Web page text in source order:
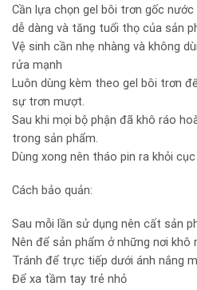
Cần lựa chọn gel bôi trơn gốc
dễ dàng và tăng tuổi thọ của sản
Vệ sinh cần nhẹ nhàng và không
rửa mạnh
Luôn dùng kèm theo gel bôi trơn
sự trơn mượt.
Sau khi mọi bộ phận đã khô ráo
trong sản phẩm.
Dùng xong nên tháo pin ra khỏi cục
Cách bảo quản:
Sau mỗi lần sử dụng nên cất sản
Nên để sản phẩm ở những nơi khô
Tránh để trực tiếp dưới ánh nắng
Để xa tầm tay trẻ nhỏ